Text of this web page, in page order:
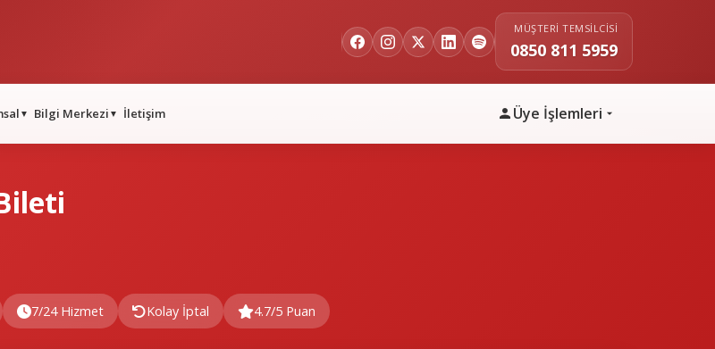
MÜŞTERI TEMSILCISI
0850 811 5959
▼ Bilgi Merkezi ▼ İletişim Üye İşlemleri
7/24 Hizmet Kolay İptal 4.7/5 Puan